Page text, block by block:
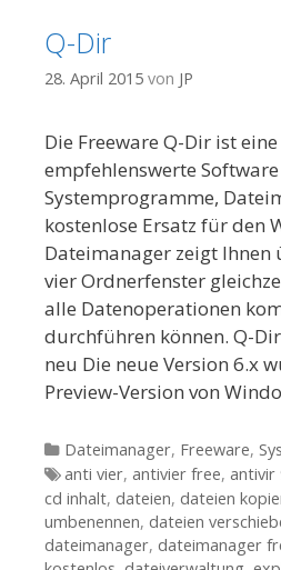
Q-Dir
28. April 2015 von JP
Die Freeware Q-Dir ist
empfehlenswerte
Systemprogramme,
kostenlose Ersatz für den
Dateimanager zeigt Ihnen
vier Ordnerfenster
alle Datenoperationen
durchführen können. Q-
neu Die neue Version 6.x
Preview-Version von
Kategorien
Dateimanager, Freeware,
Tags
anti vier, antivier free, antivir
cd inhalt, dateien, dateien
umbenennen, dateien
dateimanager, dateimanager